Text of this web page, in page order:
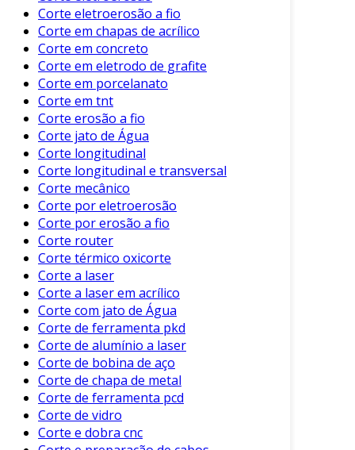
variadas. Alguns setores que se beneficiam
desta técnica incluem:
Construção Civil: Onde tubos de PVC e
metal são cortados para sistemas de
encanamento.
Indústria Automotiva
cortados para criar estruturas e
componentes.
Petróleo e Gás: O corte de tubos é
essencial para a tubulação e
infraestrutura.
Indústria de Alimentos e Bebidas
Utiliza tubos de aço inoxidável para
conduzir produtos, exigindo cortes
precisos.
Além disso, o corte de tubos também é vital em
setores de energia e transporte, onde a
integridade e a precisão são cruciais.
Benefícios do Corte de Tubos
Corte eletroerosão a fio
Corte em chapas de acrílico
Corte em concreto
Corte em eletrodo de grafite
Corte em porcelanato
Corte em tnt
Corte erosão a fio
Corte jato de Água
Corte longitudinal
Corte longitudinal e transversal
Corte mecânico
Corte por eletroerosão
Corte por erosão a fio
Corte router
Corte térmico oxicorte
Corte a laser
Corte a laser em acrílico
Corte com jato de Água
Corte de ferramenta pkd
Corte de alumínio a laser
Corte de bobina de aço
Corte de chapa de metal
Corte de ferramenta pcd
Corte de vidro
Corte e dobra cnc